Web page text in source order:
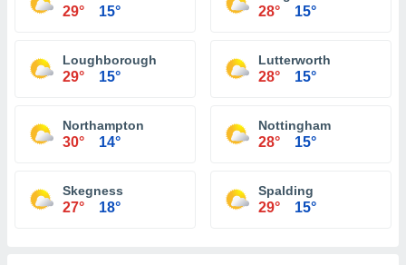
29° 15° 28° 15°
Loughborough
29° 15°
Lutterworth
28° 15°
Northampton
30° 14°
Nottingham
28° 15°
Skegness
27° 18°
Spalding
29° 15°